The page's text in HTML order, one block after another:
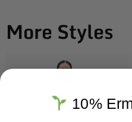
More Styles
10%